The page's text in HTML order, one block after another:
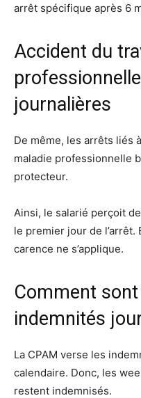
arrêt spécifique après 6
Accident du
journalières
De même, les arrêts liés
maladie professionnelle
protecteur.
Ainsi, le salarié perçoit
le premier jour de l’arrêt.
carence ne s’applique.
Comment
indemnités
La CPAM verse les
calendaire. Donc, les
restent indemnisés.